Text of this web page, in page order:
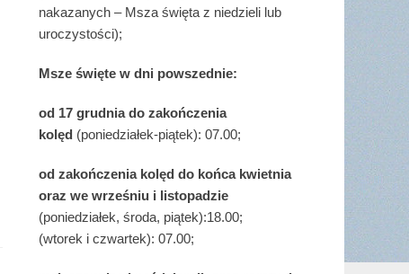
nakazanych – Msza święta z niedzieli lub
uroczystości);
Msze święte w dni powszednie:
od 17 grudniado zakończenia
kolęd (poniedziałek-piątek): 07.00;
od zakończenia kolęd do końca kwietnia
oraz we wrześniu i listopadzie
(poniedziałek, środa, piątek):18.00;
(wtorek i czwartek): 07.00;